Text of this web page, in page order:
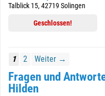
Talblick 15, 42719 Solingen
Geschlossen!
1 2 Weiter →
Fragen und
Hilden